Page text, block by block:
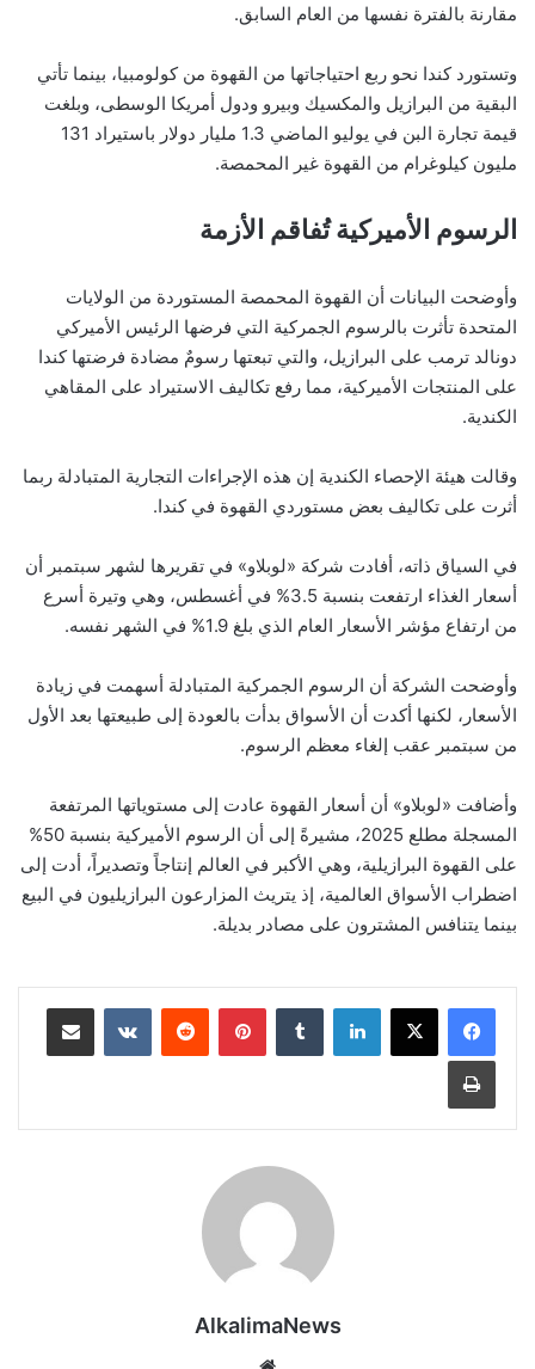
مقارنة بالفترة نفسها من العام السابق.
وتستورد كندا نحو ربع احتياجاتها من القهوة من كولومبيا، بينما تأتي
البقية من البرازيل والمكسيك وبيرو ودول أمريكا الوسطى، وبلغت
قيمة تجارة البن في يوليو الماضي 1.3 مليار دولار باستيراد 131
مليون كيلوغرام من القهوة غير المحمصة.
الرسوم الأميركية تُفاقم الأزمة
وأوضحت البيانات أن القهوة المحمصة المستوردة من الولايات
المتحدة تأثرت بالرسوم الجمركية التي فرضها الرئيس الأميركي
دونالد ترمب على البرازيل، والتي تبعتها رسومٌ مضادة فرضتها كندا
على المنتجات الأميركية، مما رفع تكاليف الاستيراد على المقاهي
الكندية.
وقالت هيئة الإحصاء الكندية إن هذه الإجراءات التجارية المتبادلة ربما
أثرت على تكاليف بعض مستوردي القهوة في كندا.
في السياق ذاته، أفادت شركة «لوبلاو» في تقريرها لشهر سبتمبر أن
أسعار الغذاء ارتفعت بنسبة 3.5% في أغسطس، وهي وتيرة أسرع
من ارتفاع مؤشر الأسعار العام الذي بلغ 1.9% في الشهر نفسه.
وأوضحت الشركة أن الرسوم الجمركية المتبادلة أسهمت في زيادة
الأسعار، لكنها أكدت أن الأسواق بدأت بالعودة إلى طبيعتها بعد الأول
من سبتمبر عقب إلغاء معظم الرسوم.
وأضافت «لوبلاو» أن أسعار القهوة عادت إلى مستوياتها المرتفعة
المسجلة مطلع 2025، مشيرةً إلى أن الرسوم الأميركية بنسبة 50%
على القهوة البرازيلية، وهي الأكبر في العالم إنتاجاً وتصديراً، أدت إلى
اضطراب الأسواق العالمية، إذ يتريث المزارعون البرازيليون في البيع
بينما يتنافس المشترون على مصادر بديلة.
لينكدإن بينتيريست
AlkalimaNews